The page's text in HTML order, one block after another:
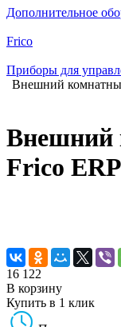
Дополнительное
Frico
Приборы для
Внешний
Внешний
Frico
16 122
В корзину
Купить в 1 клик